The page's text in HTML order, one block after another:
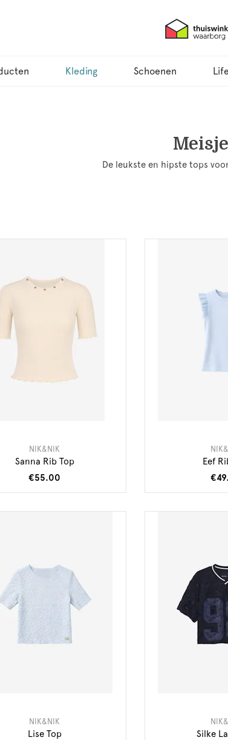
Kleding Schoenen
De leukste en hipste tops
NIK&NIK
Sanna Rib Top
€55.00
Eef
NIK&NIK
Lise Top
Silke